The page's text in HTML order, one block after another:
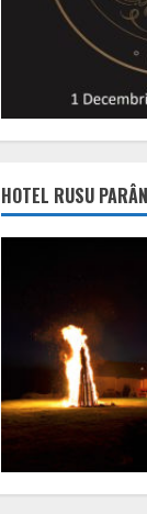
HOTEL RUSU